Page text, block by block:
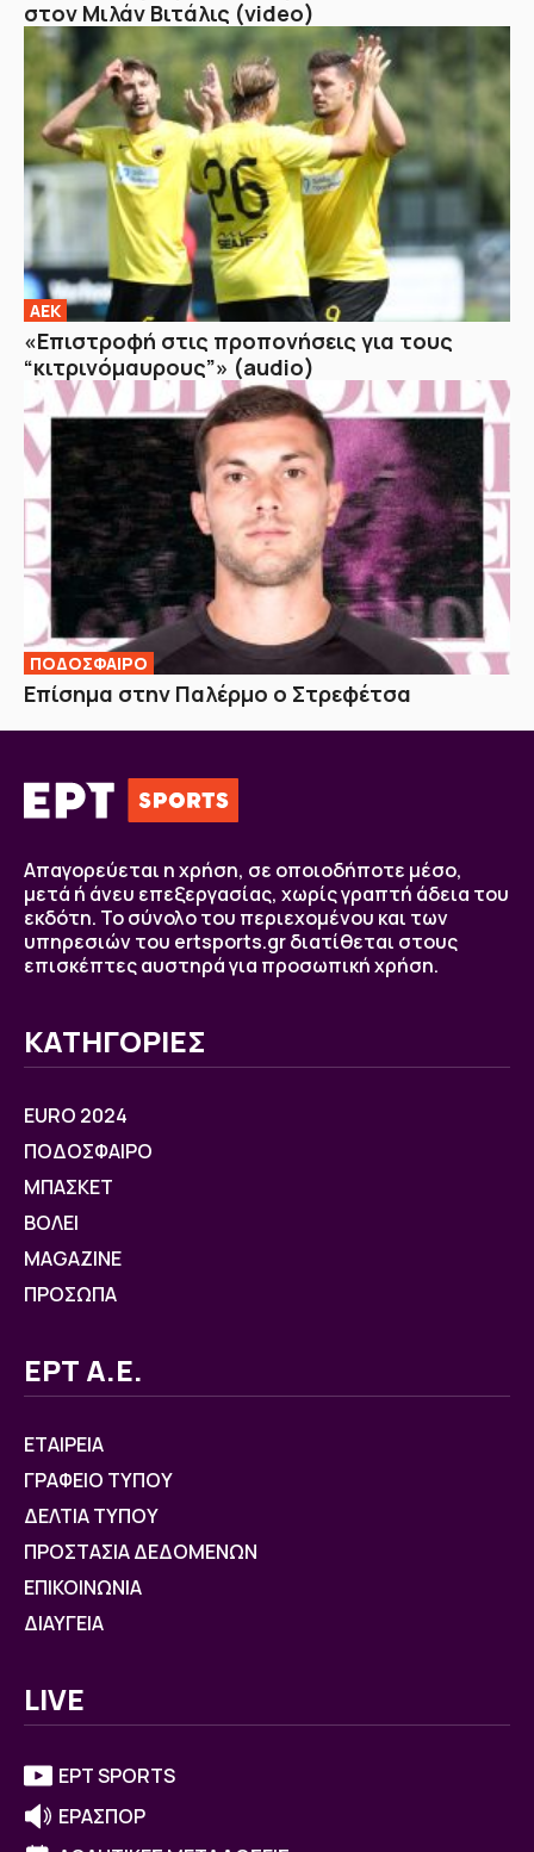
στον Μιλάν Βιτάλις (video)
ΑΕΚ
«Επιστροφή στις προπονήσεις για τους
“κιτρινόμαυρους”» (audio)
ΠΟΔΟΣΦΑΙΡΟ
Επίσημα στην Παλέρμο ο Στρεφέτσα
Απαγορεύεται η χρήση, σε οποιοδήποτε μέσο,
μετά ή άνευ επεξεργασίας, χωρίς γραπτή άδεια του
εκδότη. Το σύνολο του περιεχομένου και των
υπηρεσιών του ertsports.gr διατίθεται στους
επισκέπτες αυστηρά για προσωπική χρήση.
ΚΑΤΗΓΟΡΙΕΣ
EURO 2024
ΠΟΔΟΣΦΑΙΡΟ
ΜΠΑΣΚΕΤ
ΒOΛΕΙ
MAGAZINE
ΠΡΟΣΩΠΑ
ΕΡΤ Α.Ε.
ΕΤΑΙΡΕΙΑ
ΓΡΑΦΕΙΟ ΤΥΠΟΥ
ΔΕΛΤΙΑ ΤΥΠΟΥ
ΠΡΟΣΤΑΣΙΑ ΔΕΔΟΜΕΝΩΝ
ΕΠΙΚΟΙΝΩΝΙΑ
ΔΙΑΥΓΕΙΑ
LIVE
ΕΡΤ SPORTS
ΕΡΑΣΠΟΡ